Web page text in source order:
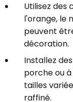
Utilisez des
l'orange, le
peuvent
décoration.
Installez
porche ou
tailles
raffiné.